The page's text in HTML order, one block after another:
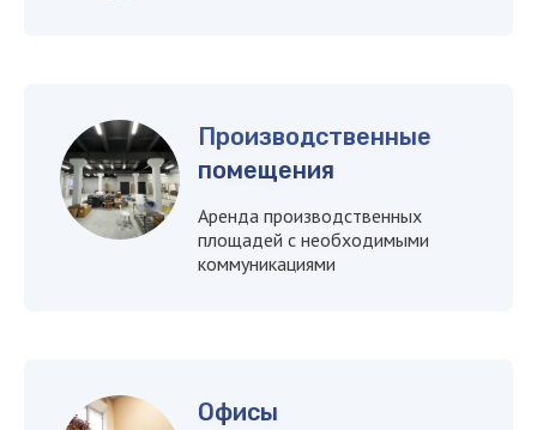
Производственные
помещения
Аренда производственных
площадей с необходимыми
коммуникациями
Офисы